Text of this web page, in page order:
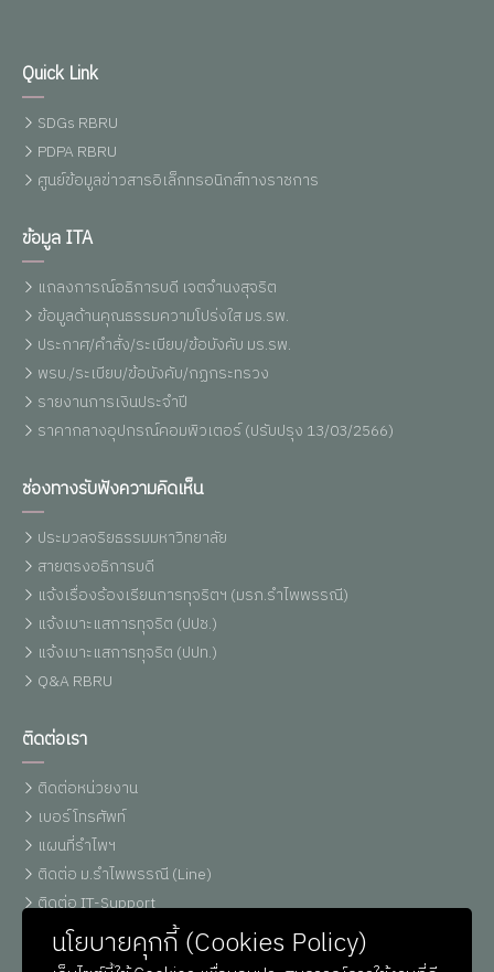
Quick Link
SDGs RBRU
PDPA RBRU
ศูนย์ข้อมูลข่าวสารอิเล็กทรอนิกส์ทางราชการ
ข้อมูล ITA
แถลงการณ์อธิการบดี เจตจำนงสุจริต
ข้อมูลด้านคุณธรรมความโปร่งใส มร.รพ.
ประกาศ/คำสั่ง/ระเบียบ/ข้อบังคับ มร.รพ.
พรบ./ระเบียบ/ข้อบังคับ/กฏกระทรวง
รายงานการเงินประจำปี
ราคากลางอุปกรณ์คอมพิวเตอร์ (ปรับปรุง 13/03/2566)
ช่องทางรับฟังความคิดเห็น
ประมวลจริยธรรมมหาวิทยาลัย
สายตรงอธิการบดี
แจ้งเรื่องร้องเรียนการทุจริตฯ (มรภ.รำไพพรรณี)
แจ้งเบาะแสการทุจริต (ปปช.)
แจ้งเบาะแสการทุจริต (ปปท.)
Q&A RBRU
ติดต่อเรา
ติดต่อหน่วยงาน
เบอร์โทรศัพท์
แผนที่รำไพฯ
ติดต่อ ม.รำไพพรรณี (Line)
ติดต่อ IT-Support
หน่วยประชาสัมพันธ์
นโยบายคุกกี้ (Cookies Policy)